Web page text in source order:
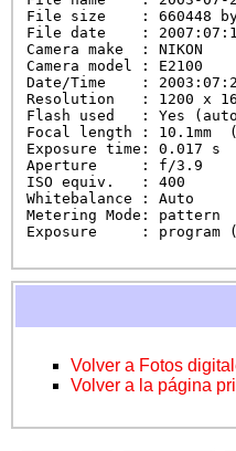
File size    : 660448
File date    :
Camera make  : NIKON
Camera model : E2100
Date/Time    :
Resolution   : 1200 x
Flash used   : Yes
Focal length : 10.1mm
Exposure time: 0.017 s
Aperture     : f/3.9
ISO equiv.   : 400
Whitebalance : Auto
Metering Mode: pattern
Exposure     : program
Volver a Fotos
Volver a la página